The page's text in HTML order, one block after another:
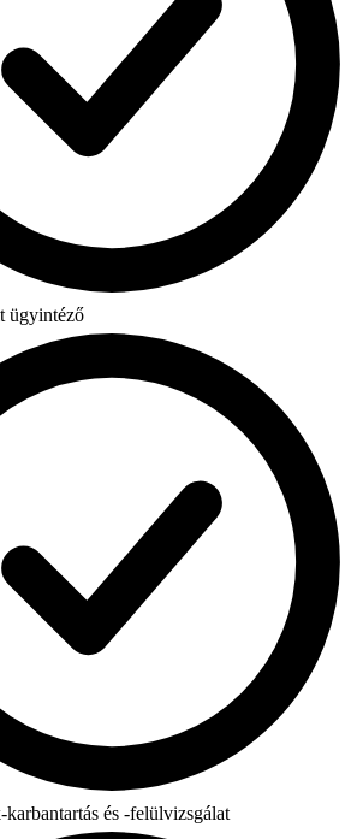
ügyintéző
és -felülvizsgálat